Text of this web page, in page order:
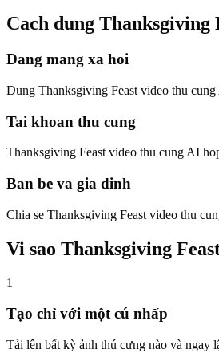
Cach dung Thanksgiving
Dang mang xa hoi
Dung Thanksgiving Feast video thu
Tai khoan thu cung
Thanksgiving Feast video thu cung AI
Ban be va gia dinh
Chia se Thanksgiving Feast video thu
Vi sao Thanksgiving
1
Tạo chỉ với một cú nhấp
Tải lên bất kỳ ảnh thú cưng nào và